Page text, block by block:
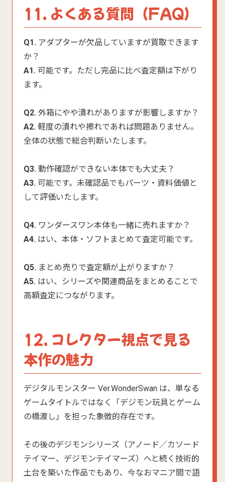
11. よくある質問（FAQ）
Q1. アダプターが欠品していますが買取できます
か？
A1. 可能です。ただし完品に比べ査定額は下がり
ます。
Q2. 外箱にやや潰れがありますが影響しますか？
A2. 軽度の潰れや擦れであれば問題ありません。
全体の状態で総合判断いたします。
Q3. 動作確認ができない本体でも大丈夫？
A3. 可能です。未確認品でもパーツ・資料価値と
して評価いたします。
Q4. ワンダースワン本体も一緒に売れますか？
A4. はい、本体・ソフトまとめて査定可能です。
Q5. まとめ売りで査定額が上がりますか？
A5. はい、シリーズや関連商品をまとめることで
高額査定につながります。
12. コレクター視点で見る
本作の魅力
デジタルモンスター Ver.WonderSwan は、単なる
ゲームタイトルではなく「デジモン玩具とゲーム
の橋渡し」を担った象徴的存在です。
その後のデジモンシリーズ（アノード／カソード
テイマー、デジモンテイマーズ）へと続く技術的
土台を築いた作品でもあり、今なおマニア間で語